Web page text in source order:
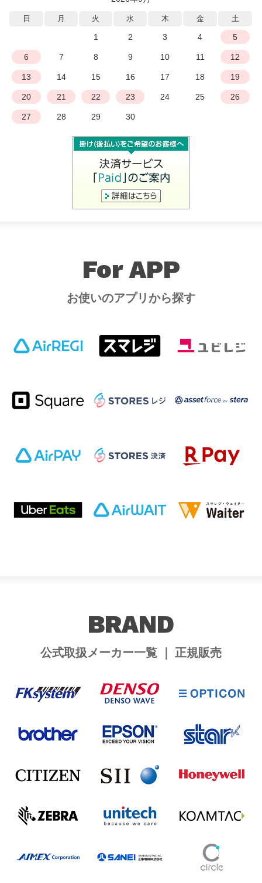
日 月 火 水 木 金 土
1 2 3 4 5
6 7 8 9 10 11 12
13 14 15 16 17 18 19
20 21 22 23 24 25 26
27 28 29 30
For APP
お使いのアプリから探す
BRAND
公式取扱メーカー一覧 ｜ 正規販売